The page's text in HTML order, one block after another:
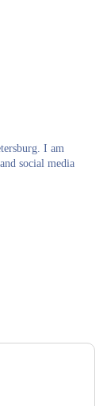
I am
social media